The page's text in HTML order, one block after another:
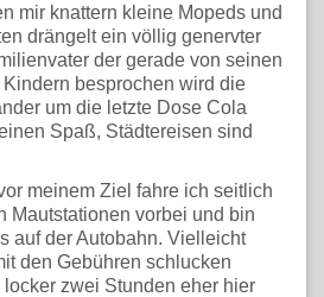
mir knattern kleine Mopeds und
drängelt ein völlig genervter
der gerade von seinen
besprochen wird die
um die letzte Dose Cola
Spaß, Städtereisen sind
meinem Ziel fahre ich seitlich
Mautstationen vorbei und bin
auf der Autobahn. Vielleicht
den Gebühren schlucken
zwei Stunden eher hier